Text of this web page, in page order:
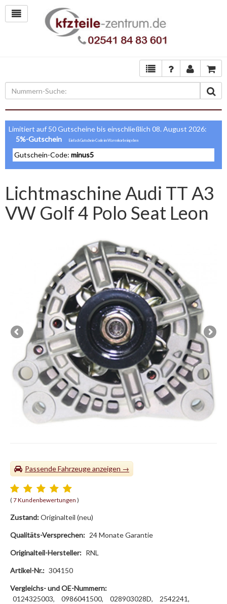
Limitiert auf 50 Gutscheine bis einschließlich 08. August 2026:
5%-Gutschein
Gutschein-Code: minus5
Lichtmaschine Audi TT A3
VW Golf 4 Polo Seat Leon
Passende Fahrzeuge
(7 Kundenbewertungen )
Zustand:Originalteil (neu)
Qualitäts-Versprechen: 24 Monate Garantie
Originalteil-Hersteller: RNL
Artikel-Nr.: 304150
Vergleichs- und OE-Nummern:
0124325003,
0986041500, 028903028D,
2542241,